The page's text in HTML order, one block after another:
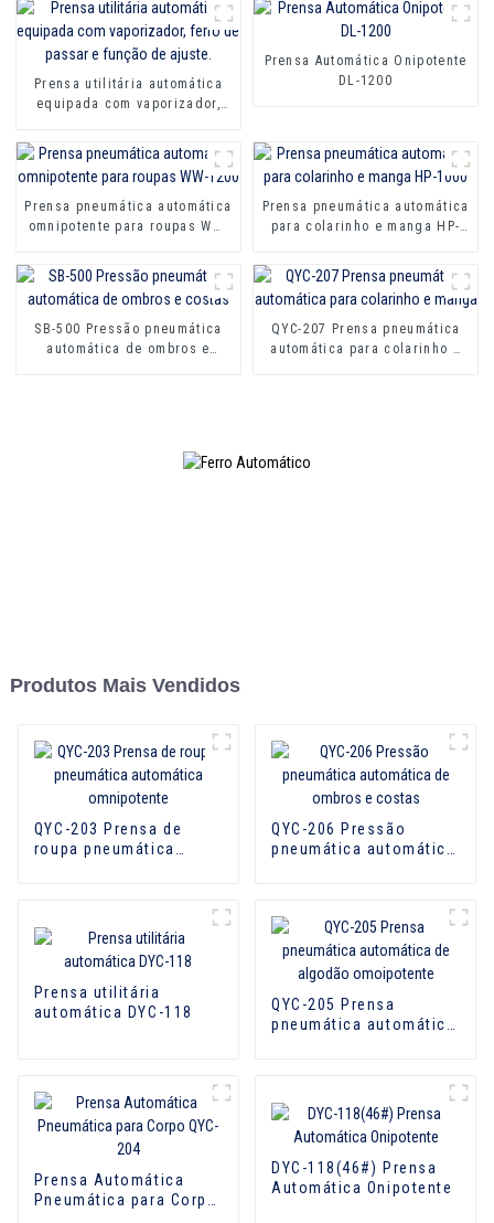
Prensa utilitária automática
equipada com vaporizador,
ajuste.
Prensa Automática Onipotente
DL-1200
Prensa pneumática automática
omnipotente para roupas WW-
Prensa pneumática automática
para colarinho e manga HP-
SB-500 Pressão pneumática
automática de ombros e
QYC-207 Prensa pneumática
automática para colarinho e
Produtos Mais Vendidos
QYC-203 Prensa de
roupa pneumática
QYC-206 Pressão
pneumática automática
Prensa utilitária
automática DYC-118
QYC-205 Prensa
pneumática automática
Prensa Automática
Pneumática para Corpo
DYC-118(46#) Prensa
Automática Onipotente